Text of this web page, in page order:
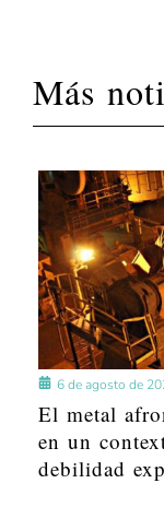
Más
6 de agosto de
El metal
en un
debilidad